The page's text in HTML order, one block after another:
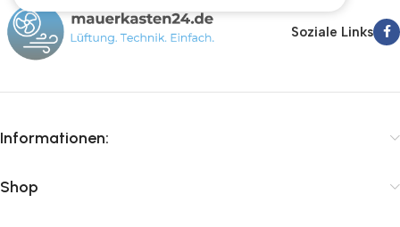
Soziale Links
Informationen:
Shop